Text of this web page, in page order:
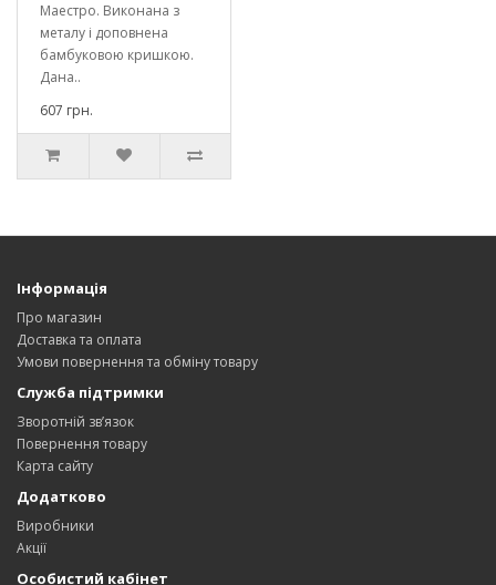
Маестро. Виконана з
металу і доповнена
бамбуковою кришкою.
Дана..
607 грн.
Інформація
Про магазин
Доставка та оплата
Умови повернення та обміну товару
Служба підтримки
Зворотній зв’язок
Повернення товару
Карта сайту
Додатково
Виробники
Акції
Особистий кабінет